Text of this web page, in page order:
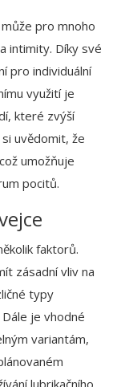
pro mnoho
intimity. Díky své
pro individuální
využití je
které zvýší
uvědomit, že
umožňuje
pocitů.
faktorů.
zásadní vliv na
typy
je vhodné
variantám,